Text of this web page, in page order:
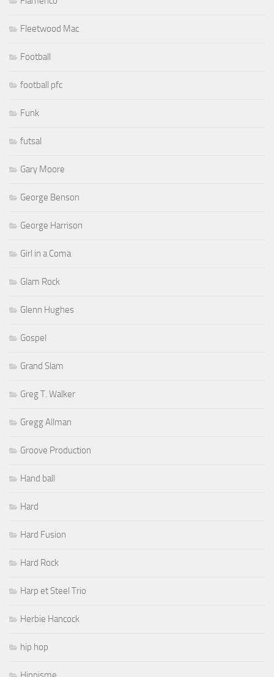
Fleetwood Mac
Football
football pfc
Funk
futsal
Gary Moore
George Benson
George Harrison
Girl in a Coma
Glam Rock
Glenn Hughes
Gospel
Grand Slam
Greg T. Walker
Gregg Allman
Groove Production
Hand ball
Hard
Hard Fusion
Hard Rock
Harp et Steel Trio
Herbie Hancock
hip hop